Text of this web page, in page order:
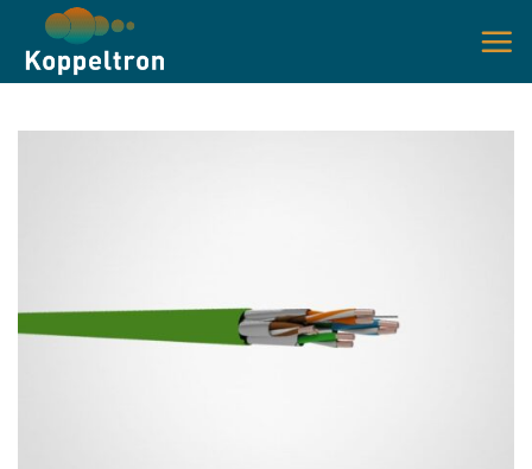
inhoud